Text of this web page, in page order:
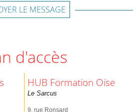
LE MESSAGE
d'accès
HUB Formation Oise
Le Sarcus
9, rue Ronsard